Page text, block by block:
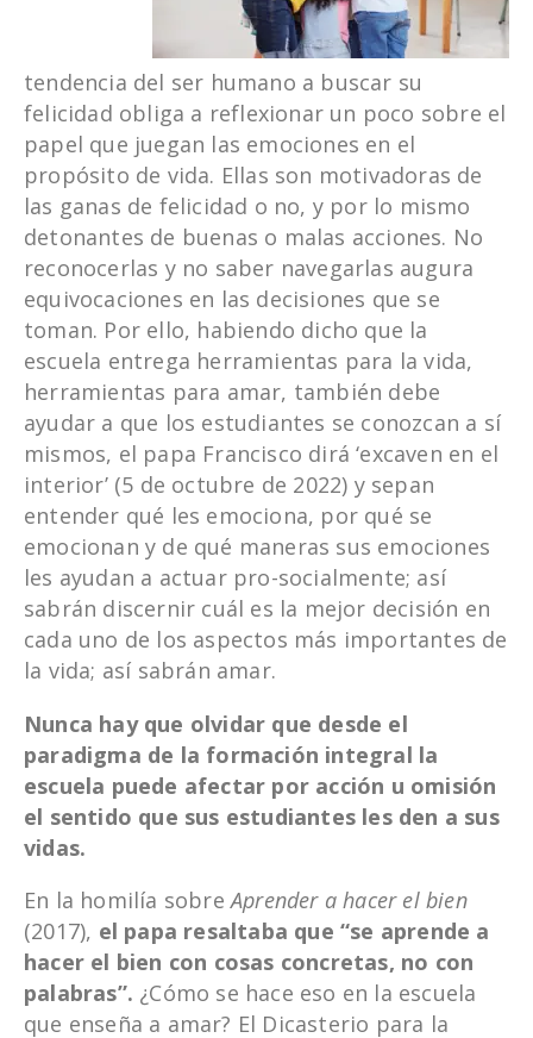
tendencia del ser humano a buscar su
felicidad obliga a reflexionar un poco sobre el
papel que juegan las emociones en el
propósito de vida. Ellas son motivadoras de
las ganas de felicidad o no, y por lo mismo
detonantes de buenas o malas acciones. No
reconocerlas y no saber navegarlas augura
equivocaciones en las decisiones que se
toman. Por ello, habiendo dicho que la
escuela entrega herramientas para la vida,
herramientas para amar, también debe
ayudar a que los estudiantes se conozcan a sí
mismos, el papa Francisco dirá ‘excaven en el
interior’ (5 de octubre de 2022) y sepan
entender qué les emociona, por qué se
emocionan y de qué maneras sus emociones
les ayudan a actuar pro-socialmente; así
sabrán discernir cuál es la mejor decisión en
cada uno de los aspectos más importantes de
la vida; así sabrán amar.
Nunca hay que olvidar que desde el
paradigma de la formación integral la
escuela puede afectar por acción u omisión
el sentido que sus estudiantes les den a sus
vidas.
En la homilía sobreAprender a hacer el bien
(2017), el papa resaltaba que “se aprende a
hacer el bien con cosas concretas, no con
palabras”. ¿Cómo se hace eso en la escuela
que enseña a amar? El Dicasterio para la